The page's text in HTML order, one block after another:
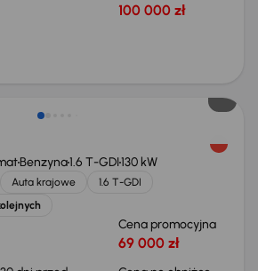
100 000 zł
Benzyna1.6 T-GDI130 kW
Auta krajowe
1.6 T-GDI
Cena promocyjna
69 000 zł